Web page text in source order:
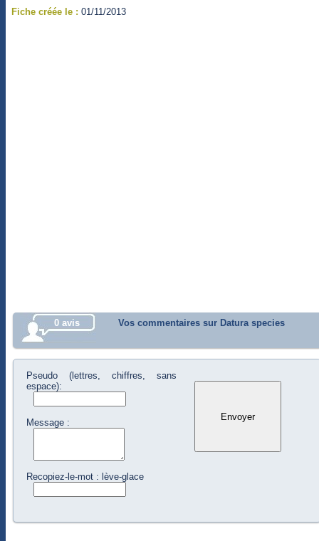
Fiche créée le : 01/11/2013
0 avis Vos commentaires sur Datura species
Pseudo (lettres, chiffres, sans
espace):
Message :
Recopiez-le-mot : lève-glace